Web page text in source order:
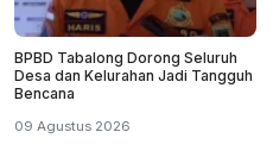
BPBD Tabalong Dorong Seluruh
Desa dan Kelurahan Jadi Tangguh
Bencana
09 Agustus 2026